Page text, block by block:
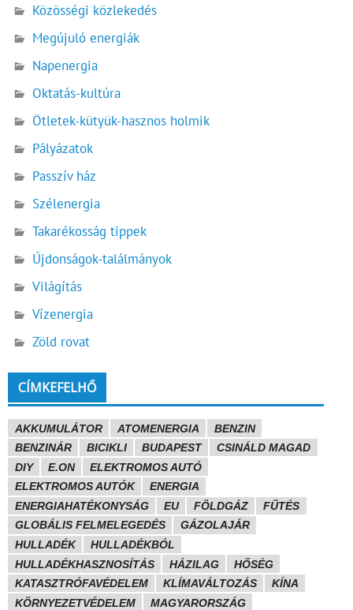
Közösségi közlekedés
Megújuló energiák
Napenergia
Oktatás-kultúra
Ötletek-kütyük-hasznos holmik
Pályázatok
Passzív ház
Szélenergia
Takarékosság tippek
Újdonságok-találmányok
Világítás
Vízenergia
Zöld rovat
CÍMKEFELHŐ
AKKUMULÁTOR ATOMENERGIA
BENZIN
BENZINÁR
BICIKLI BUDAPEST
CSINÁLD MAGAD
DIY
E.ON
ELEKTROMOS AUTÓ
ELEKTROMOS AUTÓK
ENERGIA
ENERGIAHATÉKONYSÁG
EU FÖLDGÁZ
FŰTÉS
GLOBÁLIS FELMELEGEDÉS
GÁZOLAJÁR
HULLADÉK
HULLADÉKBÓL
HULLADÉKHASZNOSÍTÁS
HÁZILAG
HŐSÉG
KATASZTRÓFAVÉDELEM
KLÍMAVÁLTOZÁS
KÍNA
KÖRNYEZETVÉDELEM
MAGYARORSZÁG